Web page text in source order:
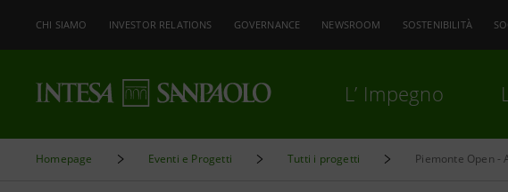
CHI SIAMO INVESTOR RELATIONS GOVERNANCE NEWSROOM SOSTENIBILITÀ
L’ Impegno
Homepage Eventi e Progetti Tutti i progetti Piemonte Open -